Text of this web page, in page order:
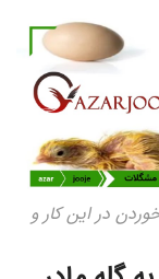
در این کار و